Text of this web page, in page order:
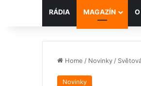
RÁDIA MAGAZÍN
Home / Novinky /
Novinky